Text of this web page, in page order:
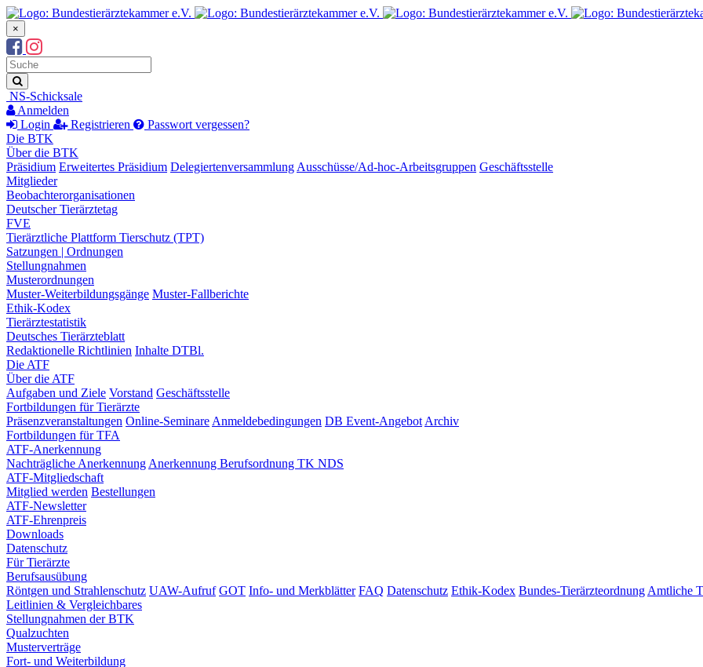
×
Suchbegriff
Suche
NS-Schicksale
Anmelden
Login
Registrieren
Passwort vergessen?
Die BTK
Über die BTK
Präsidium Erweitertes Präsidium Delegiertenversammlung Ausschüsse/Ad-hoc-Arbeitsgruppen Geschäftsstelle
Mitglieder
Beobachterorganisationen
Deutscher Tierärztetag
FVE
Tierärztliche Plattform Tierschutz (TPT)
Satzungen | Ordnungen
Stellungnahmen
Musterordnungen
Muster-Weiterbildungsgänge Muster-Fallberichte
Ethik-Kodex
Tierärztestatistik
Deutsches Tierärzteblatt
Redaktionelle Richtlinien Inhalte DTBl.
Die ATF
Über die ATF
Aufgaben und Ziele Vorstand Geschäftsstelle
Fortbildungen für Tierärzte
Präsenzveranstaltungen Online-Seminare Anmeldebedingungen DB Event-Angebot Archiv
Fortbildungen für TFA
ATF-Anerkennung
Nachträgliche Anerkennung Anerkennung Berufsordnung TK NDS
ATF-Mitgliedschaft
Mitglied werden Bestellungen
ATF-Newsletter
ATF-Ehrenpreis
Downloads
Datenschutz
Für Tierärzte
Berufsausübung
Röntgen und Strahlenschutz UAW-Aufruf GOT Info- und Merkblätter FAQ Datenschutz Ethik-Kodex Bundes-Tierärzteordnung Amtliche
Leitlinien & Vergleichbares
Stellungnahmen der BTK
Qualzuchten
Musterverträge
Fort- und Weiterbildung